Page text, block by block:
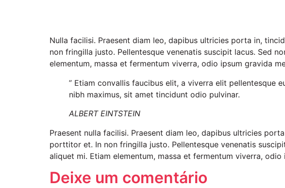
Nulla facilisi. Praesent diam leo, dapibus ultricies porta in,
non fringilla justo. Pellentesque venenatis suscipit lacus. Sed
elementum, massa et fermentum viverra, odio ipsum gravida
” Etiam convallis faucibus elit, a viverra elit pellentesque
nibh maximus, sit amet tincidunt odio pulvinar.
ALBERT EINTSTEIN
Praesent nulla facilisi. Praesent diam leo, dapibus ultricies
porttitor et. In non fringilla justo. Pellentesque venenatis
aliquet mi. Etiam elementum, massa et fermentum viverra,
Deixe um comentário